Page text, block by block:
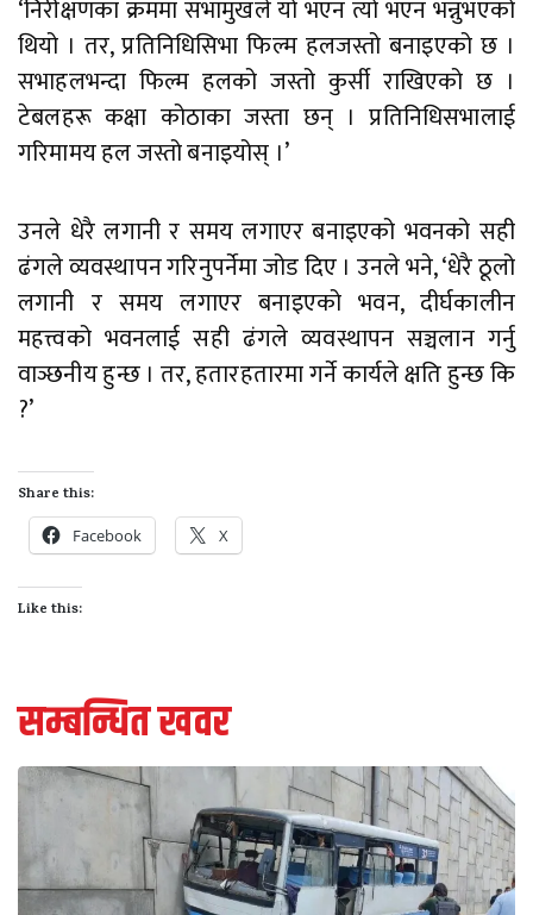
‘निरीक्षणका क्रममा सभामुखले यो भएन त्यो भएन भन्नुभएको
थियो । तर, प्रतिनिधिसिभा फिल्म हलजस्तो बनाइएको छ ।
सभाहलभन्दा फिल्म हलको जस्तो कुर्सी राखिएको छ ।
टेबलहरू कक्षा कोठाका जस्ता छन् । प्रतिनिधिसभालाई
गरिमामय हल जस्तो बनाइयोस् ।’
उनले धेरै लगानी र समय लगाएर बनाइएको भवनको सही
ढंगले व्यवस्थापन गरिनुपर्नेमा जोड दिए । उनले भने, ‘धेरै ठूलो
लगानी र समय लगाएर बनाइएको भवन, दीर्घकालीन
महत्त्वको भवनलाई सही ढंगले व्यवस्थापन सञ्चलान गर्नु
वाञ्छनीय हुन्छ । तर, हतारहतारमा गर्ने कार्यले क्षति हुन्छ कि
?’
Share this:
Facebook X
Like this:
सम्बन्धित खवर